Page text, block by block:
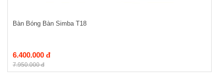
Bàn Bóng Bàn Simba T18
6.400.000 đ
7.950.000 đ